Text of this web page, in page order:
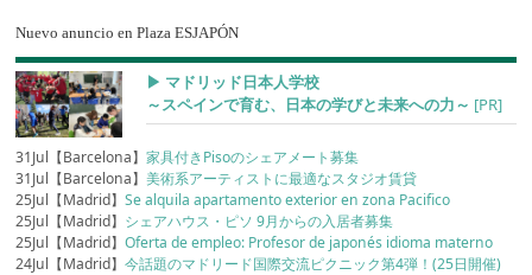
Nuevo anuncio en Plaza ESJAPÓN
▶︎ マドリッド日本人学校
～スペインで育む、日本の学びと未来への力～ [PR]
31Jul【Barcelona】家具付きPisoのシェアメート募集
31Jul【Barcelona】美術系アーティストに最適なスタジオ賃貸
25Jul【Madrid】Se alquila apartamento exterior en zona Pacifico
25Jul【Madrid】 シェアハウス・ピソ 9月からの入居者募集
25Jul【Madrid】Oferta de empleo: Profesor de japonés idioma materno
24Jul【Madrid】今話題のマドリード国際交流ピクニック第4弾！(25日開催)